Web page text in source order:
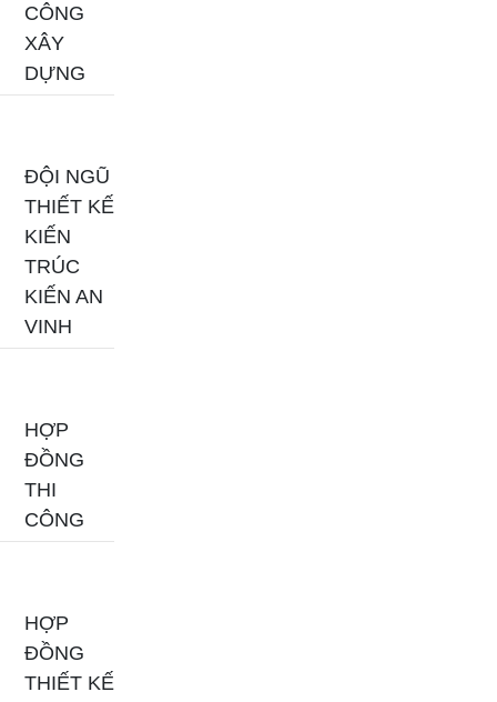
CÔNG
XÂY
DỰNG
ĐỘI NGŨ
THIẾT KẾ
KIẾN
TRÚC
KIẾN AN
VINH
HỢP
ĐỒNG
THI
CÔNG
HỢP
ĐỒNG
THIẾT KẾ